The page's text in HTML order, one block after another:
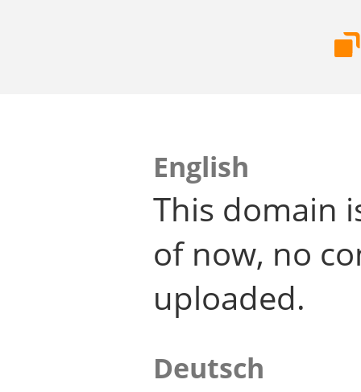
English
This domain
of now, no
uploaded.
Deutsch